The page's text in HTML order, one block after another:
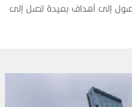
إلى أهداف بعيدة تصل إلى